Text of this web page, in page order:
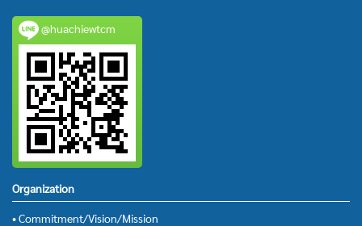
@huachiewtcm
Organization
• Commitment/Vision/Mission